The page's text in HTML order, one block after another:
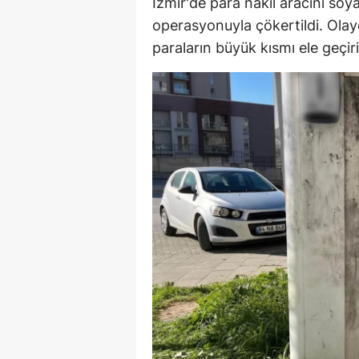
operasyonuyla çökertildi.
paraların büyük kısmı ele